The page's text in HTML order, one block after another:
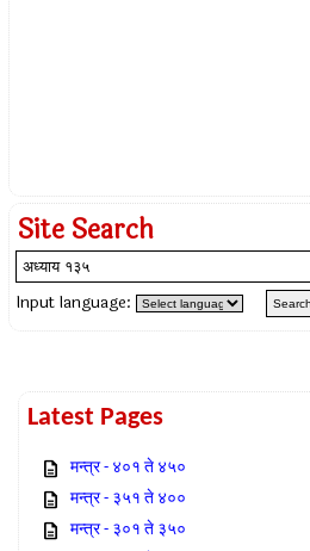
Site Search
Input language:
Latest Pages
मन्त्र - ४०१ ते ४५०
मन्त्र - ३५१ ते ४००
मन्त्र - ३०१ ते ३५०